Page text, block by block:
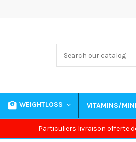
WEIGHTLOSS VITAMINS/
Particuliers livraison offerte